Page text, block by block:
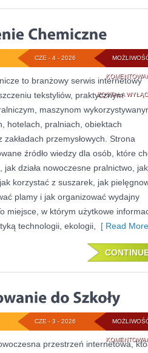
ZOSTAŁA
CZE - 4 - 2026
to branżowy serwis internetowy
tekstyliów, praktycznym
maszynom
hotelach, pralniach, obiektach
zakładach przemysłowych. Strona
źródło wiedzy dla osób, które
jak działa nowoczesne pralnictwo, jak
korzystać z suszarek, jak
plamy i jak organizować wydajny
miejsce, w którym użytkowe
technologii, ekologii,
[ Read
CZE - 3 - 2026
przestrzeń internetowa,